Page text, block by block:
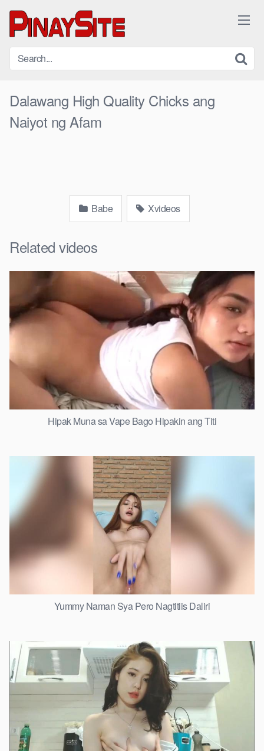
content
Dalawang High Quality Chicks ang
Naiyot ng Afam
Babe Xvideos
Related videos
Hipak Muna sa Vape Bago Hipakin ang Titi
Yummy Naman Sya Pero Nagtitiis Daliri